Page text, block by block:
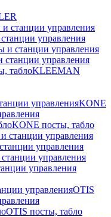
управления
управления
KLEEMAN
KONE
KONE посты, табло
управления
управления
OTIS
OTIS посты, табло